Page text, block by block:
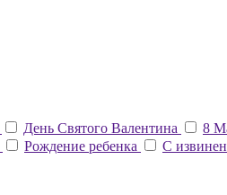
День Святого Валентина
8
Рождение ребенка С